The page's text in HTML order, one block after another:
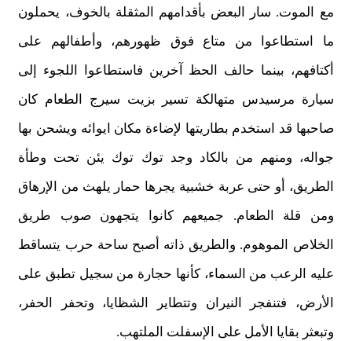
مع الموت. سار البعض بأقدامهم المثقلة بالخوف، يحملون
ما استطاعوا من متاع فوق ظهورهم، وأطفالهم على
أكتافهم، بينما حالف الحظ آخرين فاستطاعوا اللجوء إلى
سيارة مرسيدس متهالكة تسير بزيت سيرج الطعام كان
صاحبها قد استخدم بطاريتها لإضاءة مكان ايوائه ويشحن بها
جواله، ومنهم من بالكاد وجد توك توك يئن تحت وطأة
الطريق، أو حتى عربة خشبية يجرها حمار يلهث من الإرهاق
ومن قلة الطعام. جميعهم كانوا يتجهون صوب طريق
الخلاص الموهوم. والطريق ذاته أصبح ساحة حرب يتساقط
عليه الرعب من السماء، كأنها حجارة من سجيل تطبق على
الأرض، فتنفجر النيران وتتطاير الشظايا، وتحفر الحفر،
وتبعثر بقايا الأمل على الإسفلت الملتهب.